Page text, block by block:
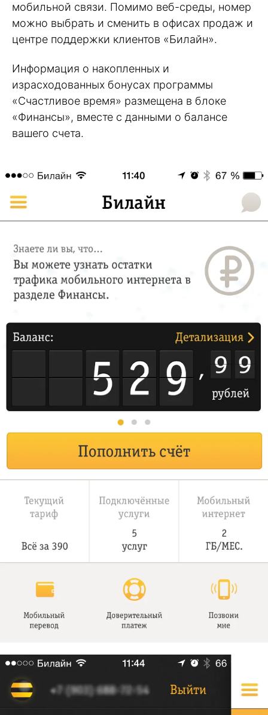
мобильной связи. Помимо веб-среды, номер
можно выбрать и сменить в офисах продаж и
центре поддержки клиентов «Билайн».
Информация о накопленных и
израсходованных бонусах программы
«Счастливое время» размещена в блоке
«Финансы», вместе с данными о балансе
вашего счета.